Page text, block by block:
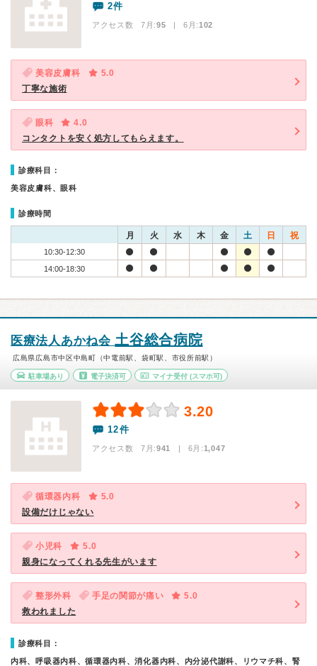
2件
アクセス数 7月:95 | 6月:102
美容皮膚科
5.0
丁寧な施術
眼科
4.0
コンタクトを安く処方してもらえます。
診療科目：
美容皮膚科、眼科
診療時間
月 火 水 木 金 土 日 祝
10:30-12:30
14:00-18:30
医療法人あかね会土谷総合病院
広島県広島市中区中島町（中電前駅、袋町駅、市役所前駅）
駐車場あり 電子決済可 マイナ受付 (スマホ可)
3.20
12件
アクセス数 7月:941 | 6月:1,047
循環器内科
5.0
設備だけじゃない
小児科
5.0
親身になってくれる先生がいます
整形外科 手足の関節が痛い
5.0
救われました
診療科目：
内科、呼吸器内科、循環器内科、消化器内科、内分泌代謝科、リウマチ科、腎